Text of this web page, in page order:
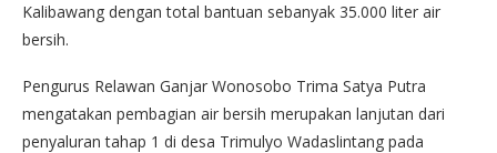
Kalibawang dengan total bantuan sebanyak 35.000 liter air
bersih.
Pengurus Relawan Ganjar Wonosobo Trima Satya Putra
mengatakan pembagian air bersih merupakan lanjutan dari
penyaluran tahap 1 di desa Trimulyo Wadaslintang pada